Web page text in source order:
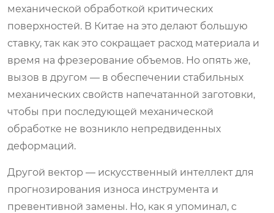
механической обработкой критических
поверхностей. В Китае на это делают большую
ставку, так как это сокращает расход материала и
время на фрезерование объемов. Но опять же,
вызов в другом — в обеспечении стабильных
механических свойств напечатанной заготовки,
чтобы при последующей механической
обработке не возникло непредвиденных
деформаций.
Другой вектор — искусственный интеллект для
прогнозирования износа инструмента и
превентивной замены. Но, как я упоминал, с